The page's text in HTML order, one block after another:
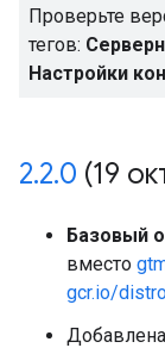
Проверьте
тегов:
Настройки
2.2.0 (19
Базовый
вместо
gcr.io/